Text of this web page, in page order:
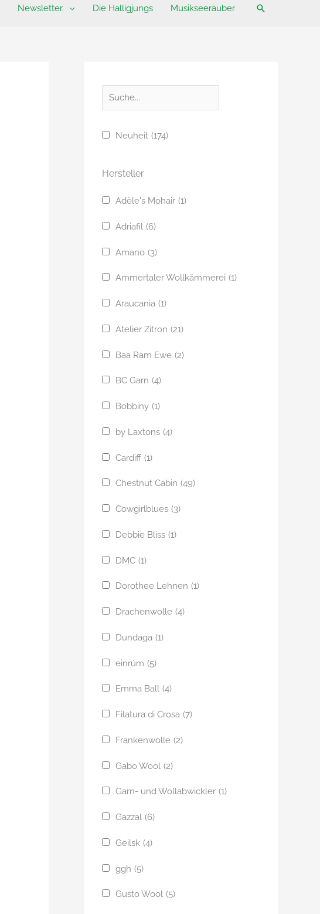
Newsletter. Die Halligjungs Musikseeräuber Suchen
u
c
Neuheit (174)
Hersteller
Adèle's Mohair (1)
Adriafil (6)
Amano (3)
Ammertaler Wollkämmerei (1)
Araucania (1)
Atelier Zitron (21)
Baa Ram Ewe (2)
BC Garn (4)
Bobbiny (1)
by Laxtons (4)
Cardiff (1)
Chestnut Cabin (49)
Cowgirlblues (3)
Debbie Bliss (1)
DMC (1)
Dorothee Lehnen (1)
Drachenwolle (4)
Dundaga (1)
einrúm (5)
Emma Ball (4)
Filatura di Crosa (7)
Frankenwolle (2)
Gabo Wool (2)
Garn- und Wollabwickler (1)
Gazzal (6)
Geilsk (4)
ggh (5)
Gusto Wool (5)